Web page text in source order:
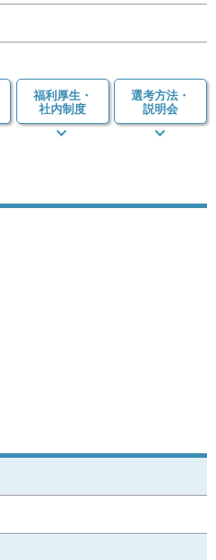
福利厚生・
社内制度
選考方法・
説明会